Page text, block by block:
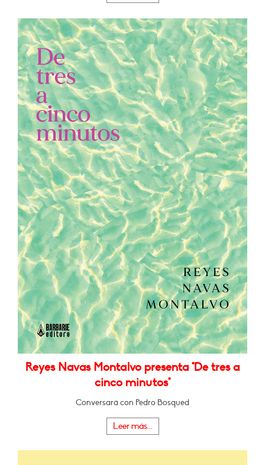
Reyes Navas Montalvo presenta "De tres a
cinco minutos"
Conversará con Pedro Bosqued
Leer más...